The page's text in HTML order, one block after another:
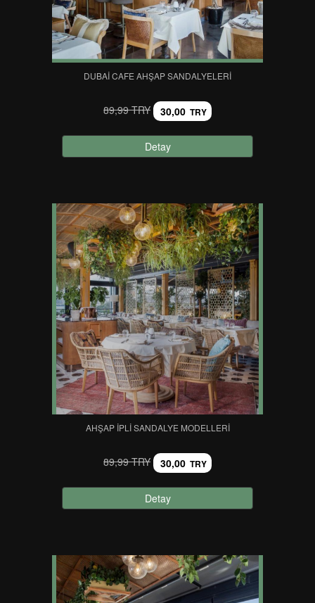
DUBAI CAFE AHŞAP SANDALYELERI
89,99 TRY 30,00 TRY
Detay
AHŞAP İPLI SANDALYE MODELLERI
89,99 TRY 30,00 TRY
Detay